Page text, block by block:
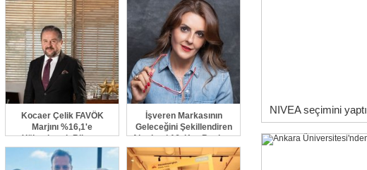
GÖNDER
Kocaer Çelik FAVÖK
Marjını %16,1'e
Yükselterek Bilanço
Yapısını Güçlendirmeye
Devam Etti
İşveren Markasının
Geleceğini Şekillendiren
Akademi 16. Kez Başlıyor
NIVEA seçimini yaptı